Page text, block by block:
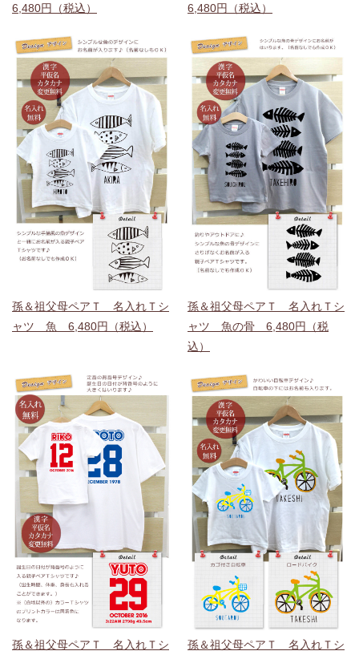
6,480円（税込）
6,480円（税込）
孫＆祖父母ペアＴ 名入れＴシ
ャツ 魚 6,480円（税込）
孫＆祖父母ペアＴ 名入れＴシ
ャツ 魚の骨 6,480円（税
込）
孫＆祖父母ペアＴ 名入れＴシ
孫＆祖父母ペアＴ 名入れＴシ